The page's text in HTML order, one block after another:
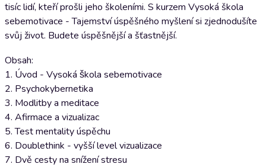
tisíc lidí, kteří prošli jeho školeními. S kurzem Vysoká škola
sebemotivace - Tajemství úspěšného myšlení si zjednodušíte
svůj život. Budete úspěšnější a šťastnější.
Obsah:
1. Úvod - Vysoká škola sebemotivace
2. Psychokybernetika
3. Modlitby a meditace
4. Afirmace a vizualizac
5. Test mentality úspěchu
6. Doublethink - vyšší level vizualizace
7. Dvě cesty na snížení stresu